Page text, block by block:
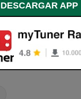
太 Asia FM
DESCARGAR APP